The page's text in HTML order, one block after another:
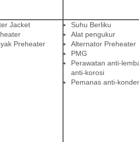
Jacket
Preheater
Suhu Berliku
Alat pengukur
Alternator Preheater
PMG
Perawatan anti-
anti-korosi
Pemanas anti-